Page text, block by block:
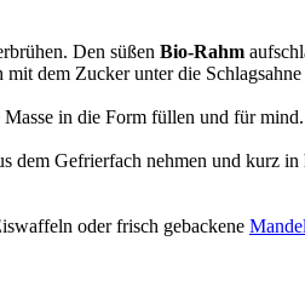
Den süßen Bio-Rahm
dem Zucker unter die Schlagsahne
in die Form füllen und für
dem Gefrierfach nehmen und kurz in
oder frisch gebackene